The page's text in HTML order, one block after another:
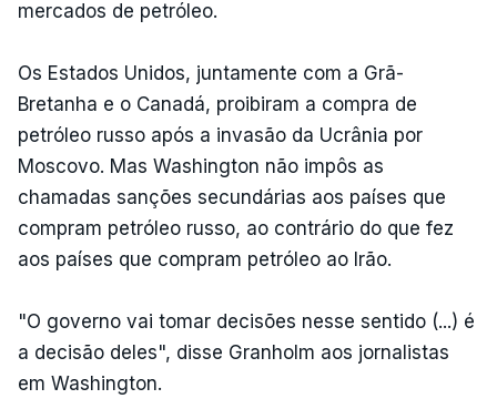
mercados de petróleo.
Os Estados Unidos, juntamente com a Grã-
Bretanha e o Canadá, proibiram a compra de
petróleo russo após a invasão da Ucrânia por
Moscovo. Mas Washington não impôs as
chamadas sanções secundárias aos países que
compram petróleo russo, ao contrário do que fez
aos países que compram petróleo ao Irão.
"O governo vai tomar decisões nesse sentido (...) é
a decisão deles", disse Granholm aos jornalistas
em Washington.